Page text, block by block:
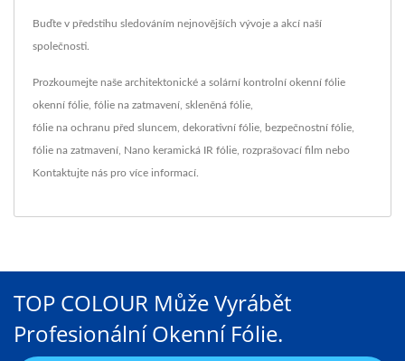
Buďte v předstihu sledováním nejnovějších vývoje a akcí naší
společnosti.
Prozkoumejte naše architektonické a solární kontrolní okenní fólie
okenní fólie fólie na zatmavení skleněná fólie
fólie na ochranu před sluncem dekorativní fólie bezpečnostní fólie
fólie na zatmavení Nano keramická IR fólie rozprašovací film nebo
Kontaktujte nás pro více informací.
TOP COLOUR Může Vyrábět
Profesionální Okenní Fólie.